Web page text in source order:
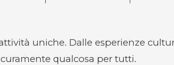
uniche. Dalle esperienze
qualcosa per tutti.